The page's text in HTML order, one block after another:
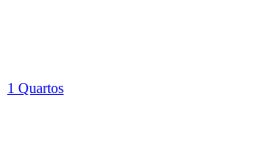
1 Quartos